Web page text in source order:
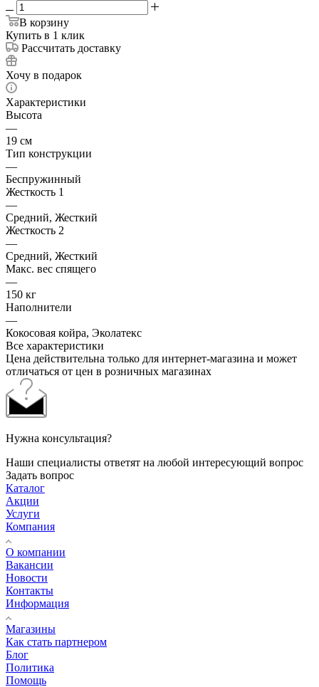
В корзину
Купить в 1 клик
Рассчитать доставку
Хочу в подарок
Характеристики
Высота
—
19 см
Тип конструкции
—
Беспружинный
Жесткость 1
—
Средний, Жесткий
Жесткость 2
—
Средний, Жесткий
Макс. вес спящего
—
150 кг
Наполнители
—
Кокосовая койра, Эколатекс
Все характеристики
Цена действительна только для интернет-магазина и может
отличаться от цен в розничных магазинах
Нужна консультация?
Наши специалисты ответят на любой интересующий вопрос
Задать вопрос
Каталог
Акции
Услуги
Компания
О компании
Вакансии
Новости
Контакты
Информация
Магазины
Как стать партнером
Блог
Политика
Помощь